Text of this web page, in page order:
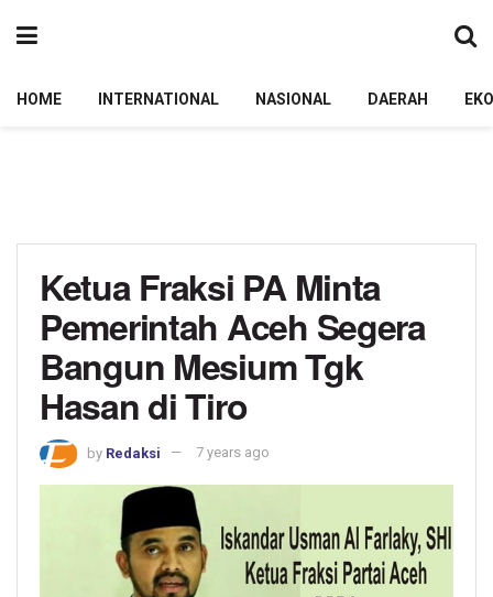
HOME INTERNATIONAL NASIONAL DAERAH
Ketua Fraksi PA Minta
Pemerintah Aceh Segera
Bangun Mesium Tgk
Hasan di Tiro
by Redaksi 7 years ago